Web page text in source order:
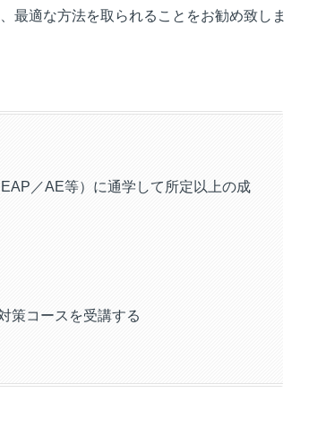
最適な方法を取られることをお勧め致しま
／AE等）に通学して所定以上の成
策コースを受講する